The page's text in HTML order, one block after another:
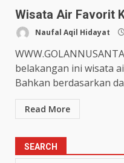
Wisata Air Favorit
Naufal Aqil Hidayat
belakangan ini wisata
Bahkan berdasarkan
Read More
SEARCH